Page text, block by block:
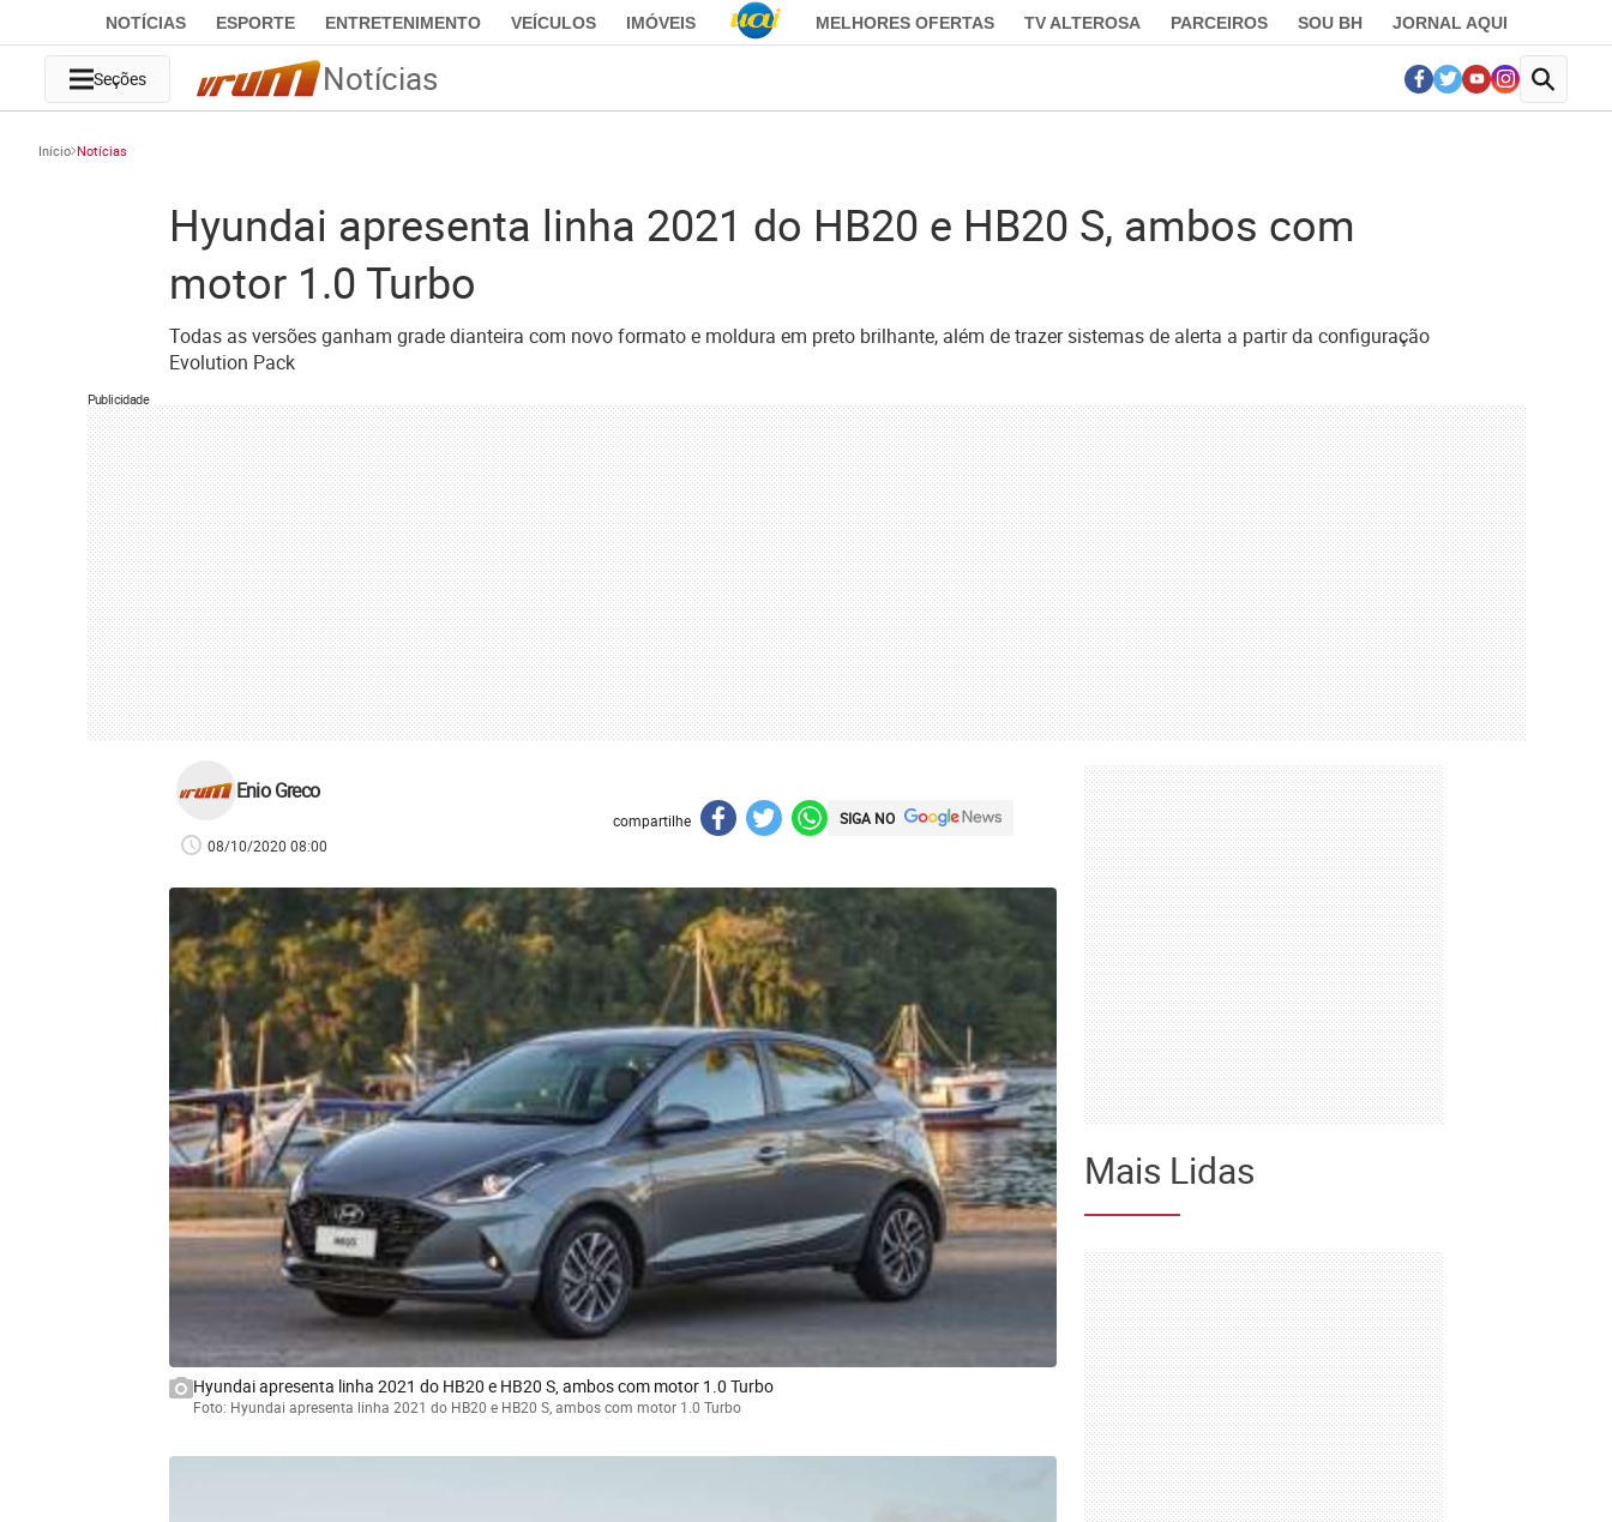
NOTÍCIAS ESPORTE ENTRETENIMENTO VEÍCULOS IMÓVEIS MELHORES OFERTAS TV ALTEROSA PARCEIROS SOU BH JORNAL AQUI
Seções Notícias
Início Notícias
Hyundai apresenta linha 2021 do HB20 e HB20 S, ambos com
motor 1.0 Turbo
Todas as versões ganham grade dianteira com novo formato e moldura em preto brilhante, além de trazer sistemas de alerta a partir da configuração
Evolution Pack
Publicidade
Enio Greco
08/10/2020 08:00
compartilhe SIGA NO
Hyundai apresenta linha 2021 do HB20 e HB20 S, ambos com motor 1.0 Turbo
Foto: Hyundai apresenta linha 2021 do HB20 e HB20 S, ambos com motor 1.0 Turbo
Mais Lidas